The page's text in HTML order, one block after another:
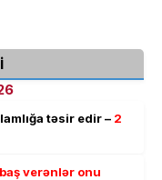
təsir edir – 2
baş verənlər onu